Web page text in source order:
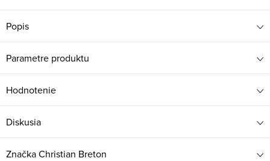
Popis
Parametre produktu
Hodnotenie
Diskusia
ZnačkaChristian Breton